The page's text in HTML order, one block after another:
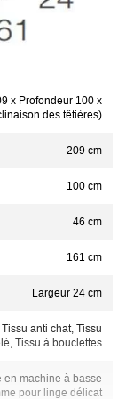
x Profondeur 100 x
des têtières)
209 cm
100 cm
46 cm
161 cm
Largeur 24 cm
anti chat, Tissu
Tissu à bouclettes
en machine à basse
pour linge délicat